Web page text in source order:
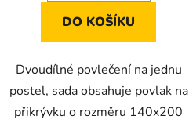
DO KOŠÍKU
Dvoudílné povlečení na jednu
postel, sada obsahuje povlak na
přikrývku o rozměru 140x200